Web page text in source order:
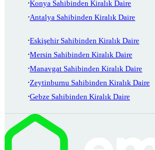
Konya Sahibinden Kiralık Daire
Antalya Sahibinden Kiralık Daire
Eskişehir Sahibinden Kiralık Daire
Mersin Sahibinden Kiralık Daire
Manavgat Sahibinden Kiralık Daire
Zeytinburnu Sahibinden Kiralık Daire
Gebze Sahibinden Kiralık Daire